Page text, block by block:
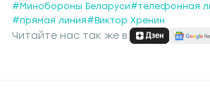
#Минобороны Беларуси#телефонная
#прямая линия#Виктор Хренин
Читайте нас так же в: